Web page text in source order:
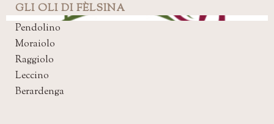
GLI OLI DI FÈLSINA
Pendolino
Moraiolo
Raggiolo
Leccino
Berardenga